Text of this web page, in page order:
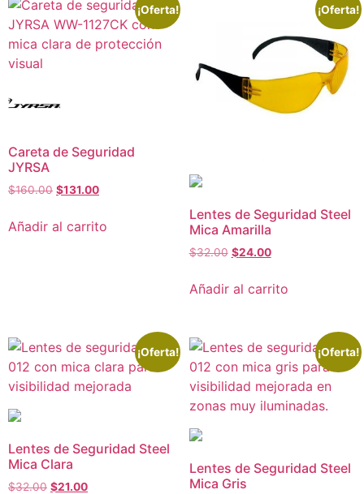
¡Oferta!
Careta de Seguridad
JYRSA
$160.00 $131.00
Añadir al carrito
¡Oferta!
Lentes de Seguridad Steel
Mica Amarilla
$32.00 $24.00
Añadir al carrito
¡Oferta!
Lentes de Seguridad Steel
Mica Clara
$32.00 $21.00
¡Oferta!
Lentes de Seguridad Steel
Mica Gris